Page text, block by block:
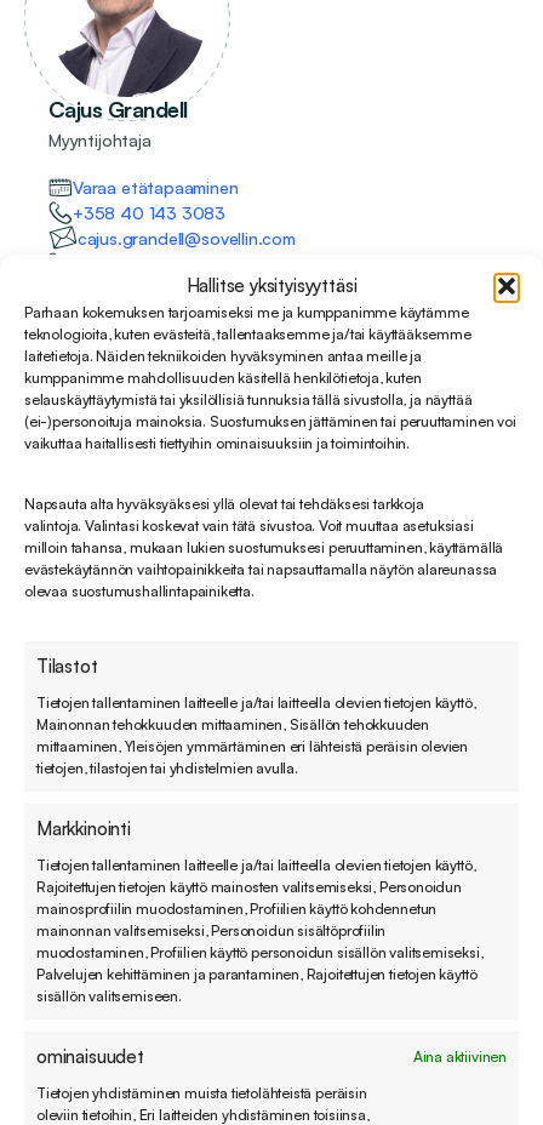
Hallitse yksityisyyttäsi
Parhaan kokemuksen tarjoamiseksi me ja kumppanimme käytämme
teknologioita, kuten evästeitä, tallentaaksemme ja/tai käyttääksemme
laitetietoja. Näiden tekniikoiden hyväksyminen antaa meille ja
kumppanimme mahdollisuuden käsitellä henkilötietoja, kuten
selauskäyttäytymistä tai yksilöllisiä tunnuksia tällä sivustolla, ja näyttää
(ei-)personoituja mainoksia. Suostumuksen jättäminen tai peruuttaminen voi
vaikuttaa haitallisesti tiettyihin ominaisuuksiin ja toimintoihin.
Napsauta alta hyväksyäksesi yllä olevat tai tehdäksesi tarkkoja
valintoja. Valintasi koskevat vain tätä sivustoa. Voit muuttaa asetuksiasi
milloin tahansa, mukaan lukien suostumuksesi peruuttaminen, käyttämällä
evästekäytännön vaihtopainikkeita tai napsauttamalla näytön alareunassa
olevaa suostumushallintapainiketta.
Tilastot
Tietojen tallentaminen laitteelle ja/tai laitteella olevien tietojen käyttö,
Mainonnan tehokkuuden mittaaminen, Sisällön tehokkuuden
mittaaminen, Yleisöjen ymmärtäminen eri lähteistä peräisin olevien
tietojen, tilastojen tai yhdistelmien avulla.
Markkinointi
Tietojen tallentaminen laitteelle ja/tai laitteella olevien tietojen käyttö,
Rajoitettujen tietojen käyttö mainosten valitsemiseksi, Personoidun
mainosprofiilin muodostaminen, Profiilien käyttö kohdennetun
mainonnan valitsemiseksi, Personoidun sisältöprofiilin
muodostaminen, Profiilien käyttö personoidun sisällön valitsemiseksi,
Palvelujen kehittäminen ja parantaminen, Rajoitettujen tietojen käyttö
sisällön valitsemiseen.
ominaisuudet
Aina aktiivinen
Tietojen yhdistäminen muista tietolähteistä peräisin
oleviin tietoihin, Eri laitteiden yhdistäminen toisiinsa,
Cajus Grandell
Myyntijohtaja
Varaa etätapaaminen
+358 40 143 3083
cajus.grandell@sovellin.com
Meeri Saksman
Liiketoiminta- ja markkinointijohtaja
Sini Juntunen
Ratkaisukonsultti
+358 400 769 196
LinkedIn